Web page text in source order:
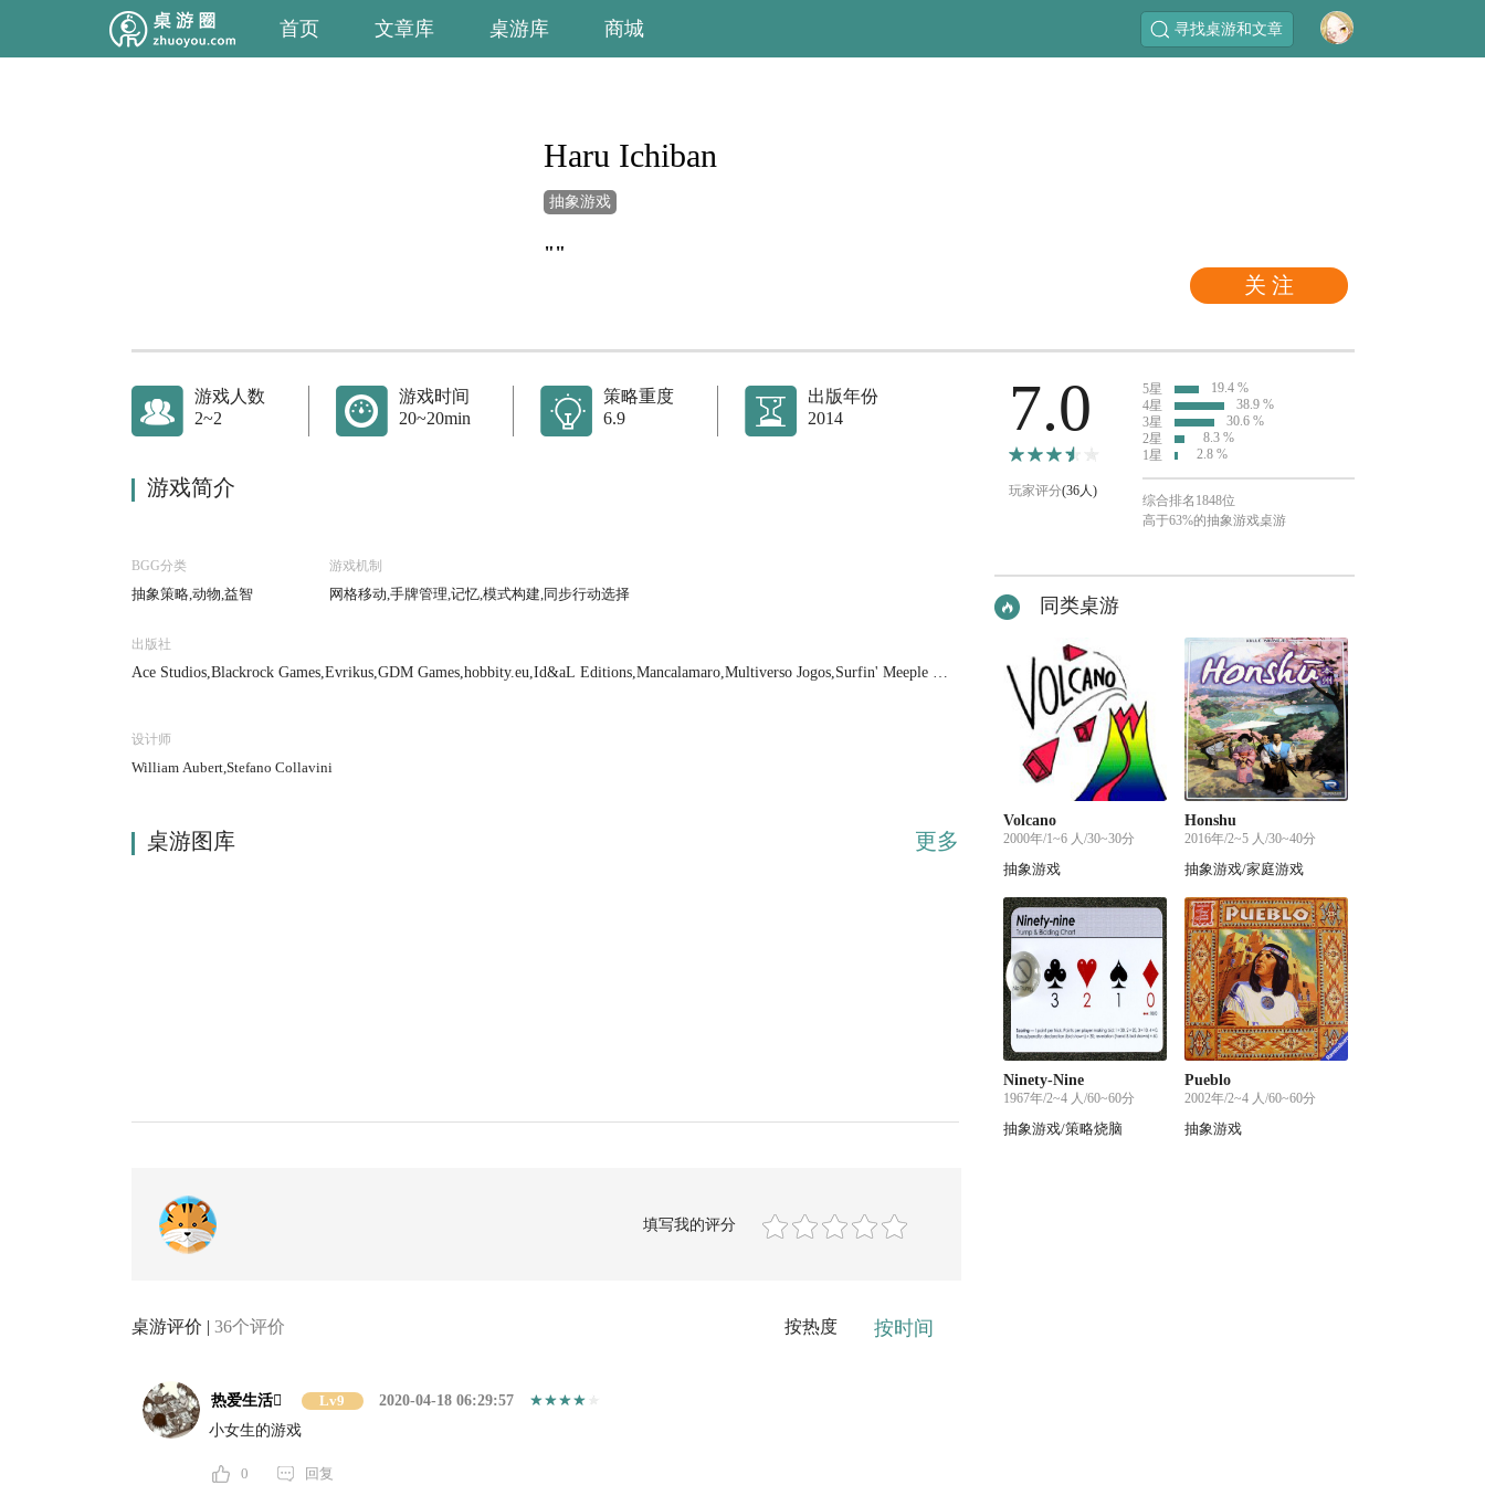
首页 文章库 桌游库 商城 寻找桌游和文章
关 注
Haru Ichiban
抽象游戏
""
游戏人数
2~2
游戏时间
20~20min
策略重度
6.9
出版年份
2014
游戏简介
BGG分类
抽象策略,动物,益智
游戏机制
网格移动,手牌管理,记忆,模式构建,同步行动选择
出版社
Ace Studios,Blackrock Games,Evrikus,GDM Games,hobbity.eu,Id&aL Editions,Mancalamaro,Multiverso Jogos,Surfin' Meeple Ch
设计师
William Aubert,Stefano Collavini
桌游图库 更多
填写我的评分
桌游评价 | 36个评价 按热度 按时间
热爱生活 Lv9
2020-04-18 06:29:57
小女生的游戏
0 回复
7.0
玩家评分(36人)
5星
19.4 %
4星
38.9 %
3星
30.6 %
2星
8.3 %
1星
2.8 %
综合排名1848位
高于63%的抽象游戏桌游
同类桌游
Volcano
2000年/1~6 人/30~30分
抽象游戏
Honshu
2016年/2~5 人/30~40分
抽象游戏/家庭游戏
Ninety-Nine
1967年/2~4 人/60~60分
抽象游戏/策略烧脑
Pueblo
2002年/2~4 人/60~60分
抽象游戏